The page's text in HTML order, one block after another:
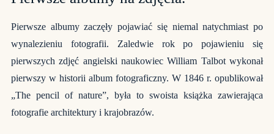
Pierwsze albumy zaczęły pojawiać się niemal natychmiast po
wynalezieniu fotografii. Zaledwie rok po pojawieniu się
pierwszych zdjęć angielski naukowiec William Talbot wykonał
pierwszy w historii album fotograficzny. W 1846 r. opublikował
„The pencil of nature”, była to swoista książka zawierająca
fotografie architektury i krajobrazów.